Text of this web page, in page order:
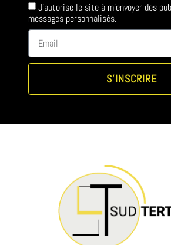
J'autorise le site à m'envoyer des
messages personnalisés.
S'INSCRIRE